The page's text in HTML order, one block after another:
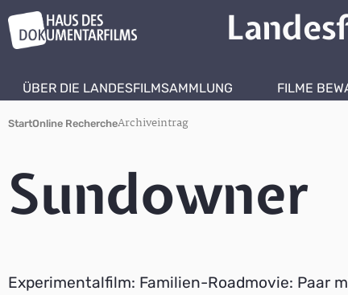
ÜBER DIE LANDESFILMSAMMLUNG FILME
StartOnline RechercheArchiveintrag
Sundowner
Experimentalfilm: Familien-Roadmovie: Paar